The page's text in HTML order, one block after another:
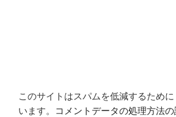
このサイトはスパムを低減するため
います。
コメントデータの処理方法